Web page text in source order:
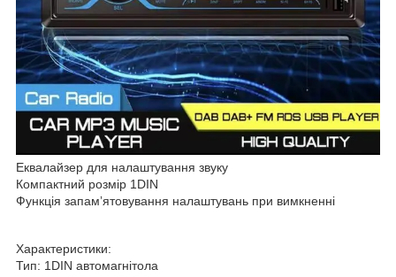
Еквалайзер для налаштування звуку
Компактний розмір 1DIN
Функція запамʼятовування налаштувань при вимкненні
Характеристики:
Тип: 1DIN автомагнітола